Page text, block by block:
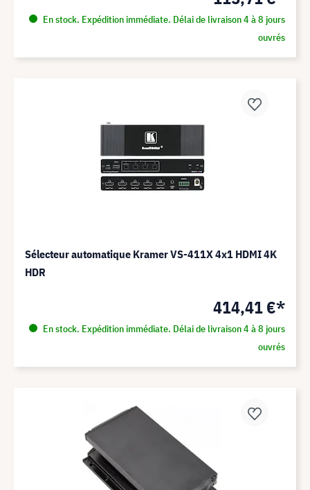
En stock. Expédition immédiate. Délai de livraison 4 à 8 jours
ouvrés
Sélecteur automatique Kramer VS-411X 4x1 HDMI 4K
HDR
414,41 €*
En stock. Expédition immédiate. Délai de livraison 4 à 8 jours
ouvrés